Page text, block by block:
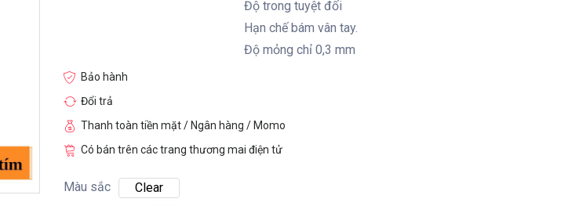
Độ trong tuyệt đối
Hạn chế bám vân tay.
Độ mỏng chỉ 0,3 mm
Bảo hành
Đổi trả
Thanh toàn tiền mặt / Ngân hàng / Momo
Có bán trên các trang thương mai điện tử
Màu sắc
Clear